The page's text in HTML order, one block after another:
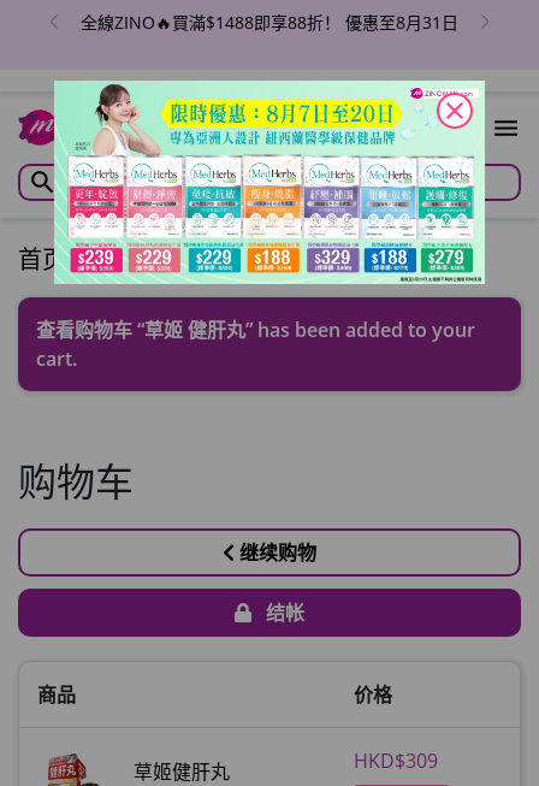
全線ZINO🔥買滿$1488即享88折！ 優惠至8月31日
1
首页/购物车
查看购物车“草姬 健肝丸” has been added to your
cart.
购物车
继续购物
结帐
商品 价格
草姬健肝丸
HKD$309
close